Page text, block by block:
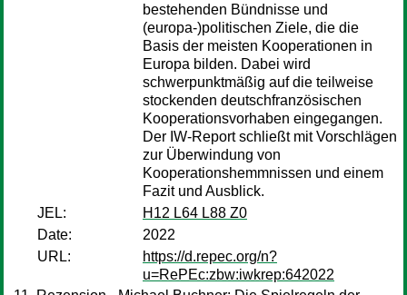
bestehenden Bündnisse und
(europa-)politischen Ziele, die die
Basis der meisten Kooperationen in
Europa bilden. Dabei wird
schwerpunktmäßig auf die teilweise
stockenden deutschfranzösischen
Kooperationsvorhaben eingegangen.
Der IW-Report schließt mit Vorschlägen
zur Überwindung von
Kooperationshemmnissen und einem
Fazit und Ausblick.
JEL:
H12 L64 L88 Z0
Date:
2022
URL:
https://d.repec.org/n?
u=RePEc:zbw:iwkrep:642022